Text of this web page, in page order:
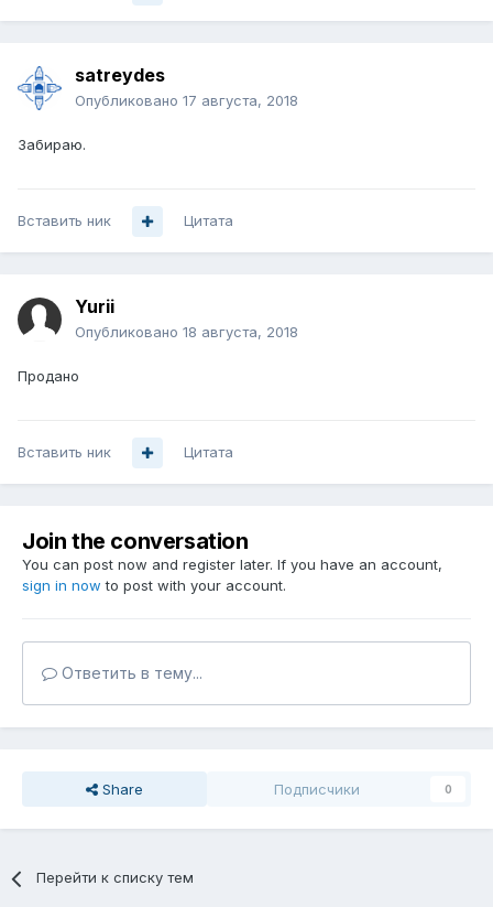
satreydes
Опубликовано 17 августа, 2018
Забираю.
Вставить ник Цитата
Yurii
Опубликовано 18 августа, 2018
Продано
Вставить ник Цитата
Join the conversation
You can post now and register later. If you have an account,
sign in now to post with your account.
Ответить в тему...
Share Подписчики 0
Перейти к списку тем